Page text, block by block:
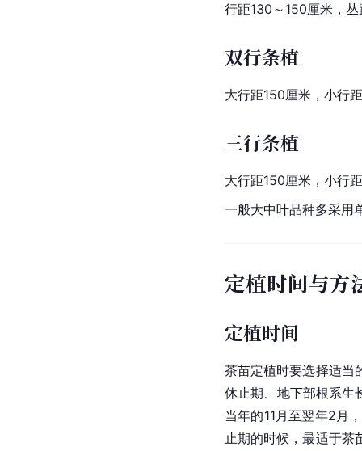
行距130～150厘米，
双行条植
大行距150厘米，小行
三行条植
大行距150厘米，小行
一般大中叶品种多采用
定植时间与方
定植时间
茶苗定植时要选择适当
休止期、地下部根系生
当年的11月至翌年2月
止期的时候，最适于